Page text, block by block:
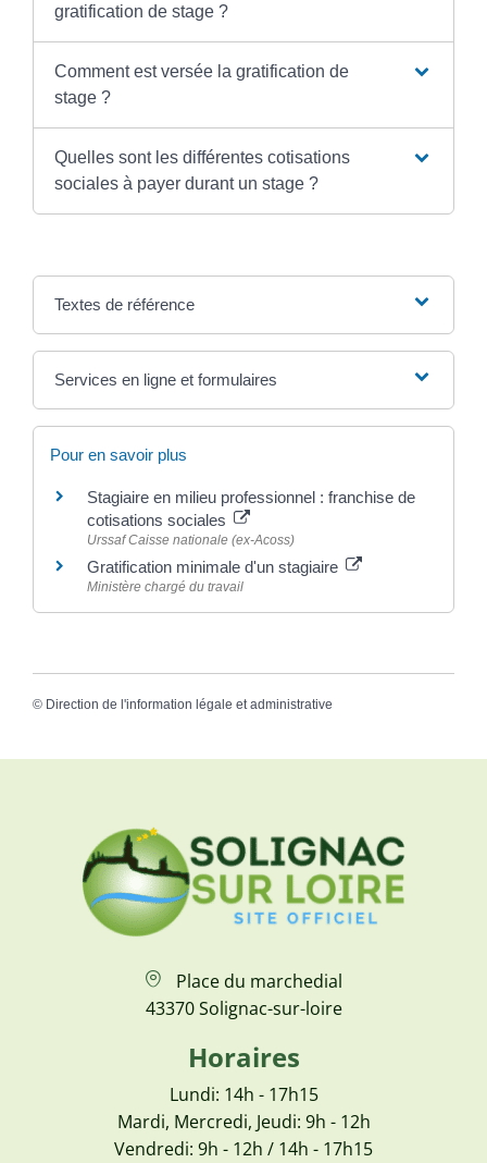
gratification de stage ?
Comment est versée la gratification de
stage ?
Quelles sont les différentes cotisations
sociales à payer durant un stage ?
Textes de référence
Services en ligne et formulaires
Pour en savoir plus
Stagiaire en milieu professionnel : franchise de
cotisations sociales
Urssaf Caisse nationale (ex-Acoss)
Gratification minimale d'un stagiaire
Ministère chargé du travail
© Direction de l'information légale et administrative
Place du marchedial
43370 Solignac-sur-loire
Horaires
Lundi: 14h - 17h15
Mardi, Mercredi, Jeudi: 9h - 12h
Vendredi: 9h - 12h / 14h - 17h15